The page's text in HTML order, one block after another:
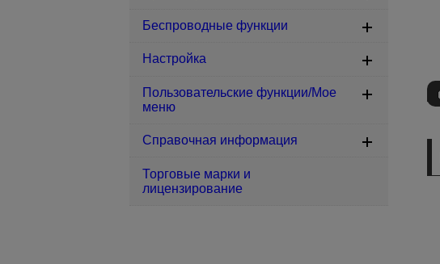
Беспроводные функции
Настройка
Пользовательские функции/Мое
меню
Справочная информация
Торговые марки и
лицензирование